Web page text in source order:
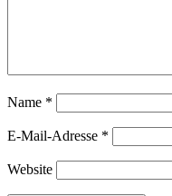
Name *
E-Mail-Adresse *
Website